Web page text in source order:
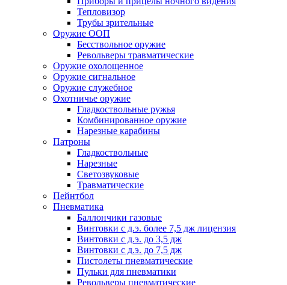
Тепловизор
Трубы зрительные
Оружие ООП
Бесствольное оружие
Револьверы травматические
Оружие охолощенное
Оружие сигнальное
Оружие служебное
Охотничье оружие
Гладкоствольные ружья
Комбинированное оружие
Нарезные карабины
Патроны
Гладкоствольные
Нарезные
Светозвуковые
Травматические
Пейнтбол
Пневматика
Баллончики газовые
Винтовки с д.э. более 7,5 дж лицензия
Винтовки с д.э. до 3,5 дж
Винтовки с д.э. до 7,5 дж
Пистолеты пневматические
Пульки для пневматики
Револьверы пневматические